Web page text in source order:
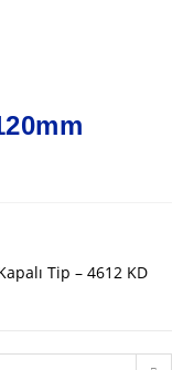
Tip – 4612 KD